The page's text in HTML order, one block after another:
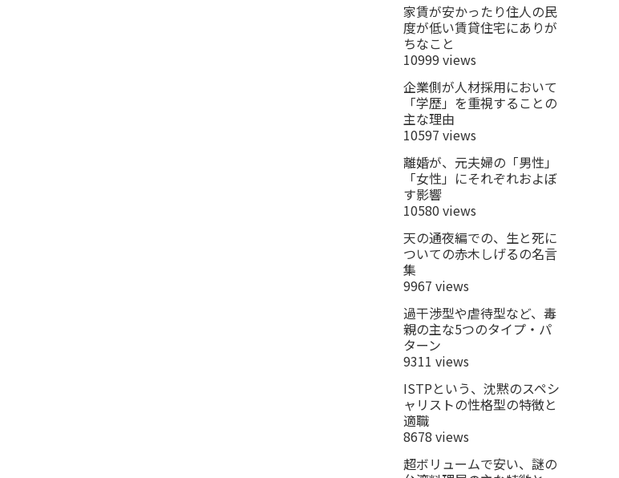
家賃が安かったり住人の民
度が低い賃貸住宅にありが
ちなこと
10999 views
企業側が人材採用において
「学歴」を重視することの
主な理由
10597 views
離婚が、元夫婦の「男性」
「女性」にそれぞれおよぼ
す影響
10580 views
天の通夜編での、生と死に
ついての赤木しげるの名言
集
9967 views
過干渉型や虐待型など、毒
親の主な5つのタイプ・パ
ターン
9311 views
ISTPという、沈黙のスペシ
ャリストの性格型の特徴と
適職
8678 views
超ボリュームで安い、謎の